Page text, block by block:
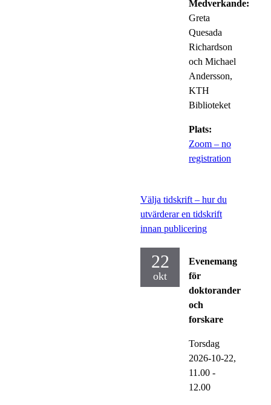
Medverkande:
Greta
Quesada
Richardson
och Michael
Andersson,
KTH
Biblioteket
Plats:
Zoom – no
registration
Välja tidskrift – hur du
utvärderar en tidskrift
innan publicering
22
okt
Evenemang
för
doktorander
och
forskare
Torsdag
2026-10-22,
11.00 -
12.00